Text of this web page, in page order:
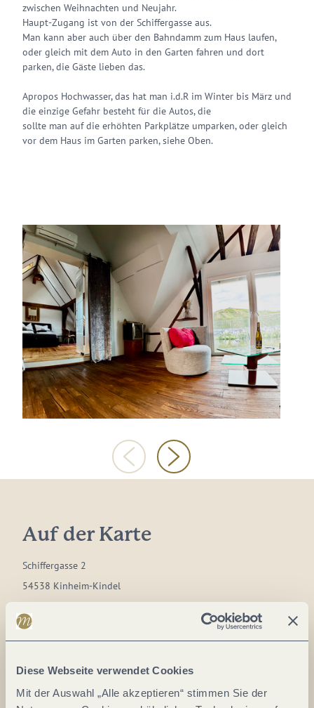
Diese Webseite verwendet Cookies
Mit der Auswahl „Alle akzeptieren“ stimmen Sie der
zwischen Weihnachten und Neujahr.
Haupt-Zugang ist von der Schiffergasse aus.
Man kann aber auch über den Bahndamm zum Haus laufen,
oder gleich mit dem Auto in den Garten fahren und dort
parken, die Gäste lieben das.
Apropos Hochwasser, das hat man i.d.R im Winter bis März und
die einzige Gefahr besteht für die Autos, die
sollte man auf die erhöhten Parkplätze umparken, oder gleich
vor dem Haus im Garten parken, siehe Oben.
Auf der Karte
Schiffergasse 2
54538 Kinheim-Kindel
DE
Tel.:+41 792942628
E-Mail:info@praxistest.ch